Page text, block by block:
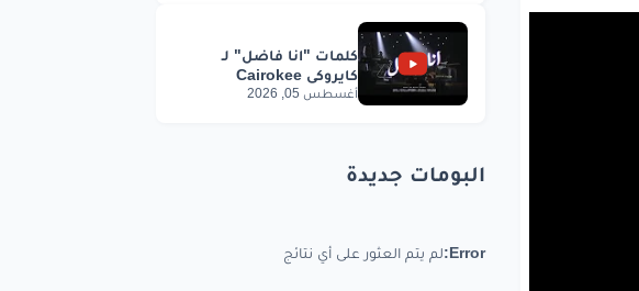
أغسطس 05, 2026
البومات جديدة
Error: لم يتم العثور على أي نتائج